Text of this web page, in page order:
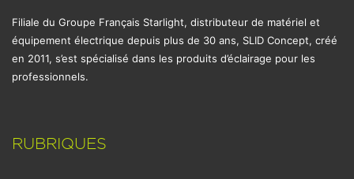
Filiale du Groupe Français Starlight, distributeur de matériel et
équipement électrique depuis plus de 30 ans, SLID Concept, créé
en 2011, s’est spécialisé dans les produits d’éclairage pour les
professionnels.
RUBRIQUES